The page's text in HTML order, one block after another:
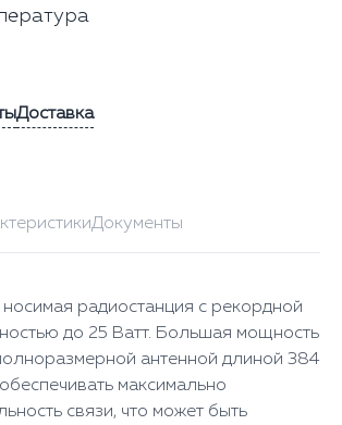
Доставка
Документы
радиостанция с рекордной
до 25 Ватт. Большая мощность
антенной длиной 384
максимально
связи, что может быть